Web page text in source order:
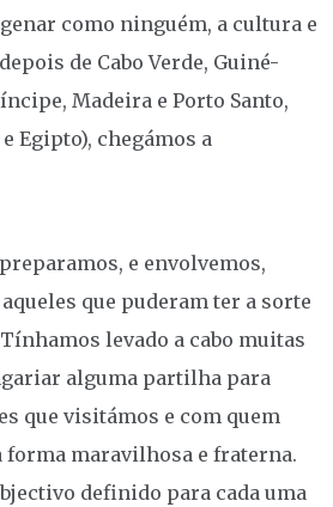
como ninguém, a cultura e
de Cabo Verde, Guiné-
Madeira e Porto Santo,
Egipto), chegámos a
e envolvemos,
que puderam ter a sorte
levado a cabo muitas
alguma partilha para
que visitámos e com quem
forma maravilhosa e fraterna.
definido para cada uma